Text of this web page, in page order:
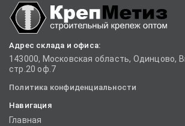
Адрес склада и офиса:
143000, Московская область, Одинцово,
стр.20 оф.7
Политика конфиденциальности
Навигация
Главная